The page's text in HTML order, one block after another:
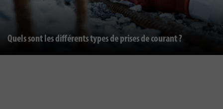
Quels sont les différents types de prises de courant ?